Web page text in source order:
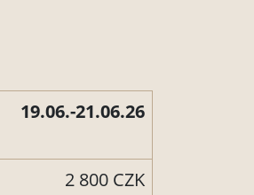
19.06.-21.06.26
2 800 CZK